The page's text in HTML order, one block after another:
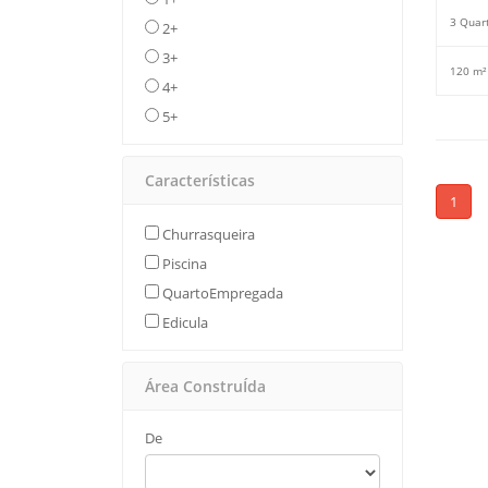
2+
3+
4+
5+
Características
Churrasqueira
Piscina
QuartoEmpregada
Edicula
Área ConstruÍda
De
3
120
1